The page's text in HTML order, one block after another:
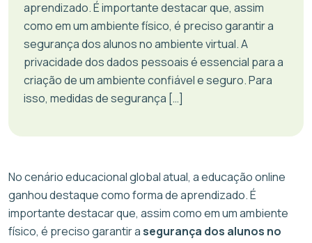
aprendizado. É importante destacar que, assim
como em um ambiente físico, é preciso garantir a
segurança dos alunos no ambiente virtual. A
privacidade dos dados pessoais é essencial para a
criação de um ambiente confiável e seguro. Para
isso, medidas de segurança […]
No cenário educacional global atual, a educação online
ganhou destaque como forma de aprendizado. É
importante destacar que, assim como em um ambiente
físico, é preciso garantir asegurança dos alunos no